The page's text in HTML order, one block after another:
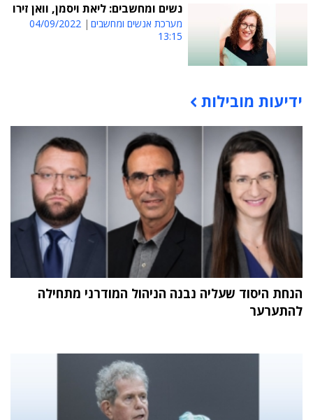
נשים ומחשבים: ליאת ויסמן, וואן זירו
מערכת אנשים ומחשבים
04/09/2022
13:15
תוכן פרסומי
ידיעות מובילות
הנחת היסוד שעליה נבנה הניהול המודרני מתחילה
להתערער